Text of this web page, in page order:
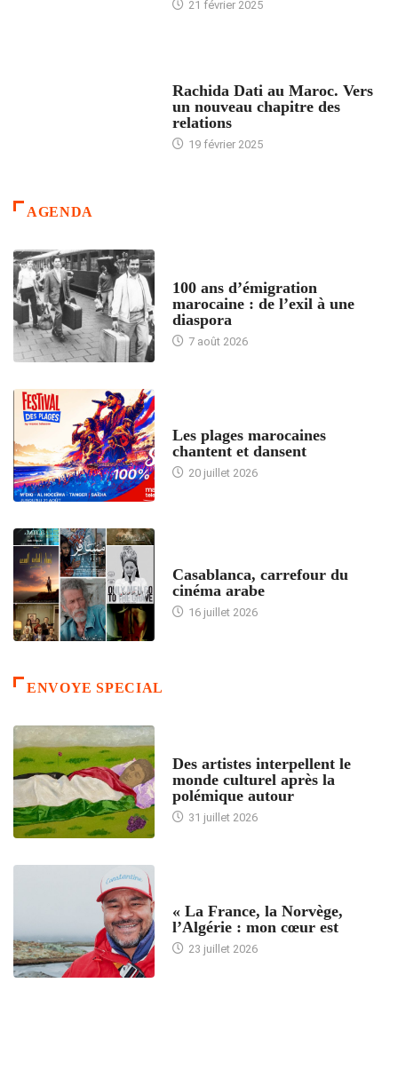
21 février 2025
Rachida Dati au Maroc. Vers
un nouveau chapitre des
relations
19 février 2025
AGENDA
100 ans d’émigration
marocaine : de l’exil à une
diaspora
7 août 2026
Les plages marocaines
chantent et dansent
20 juillet 2026
Casablanca, carrefour du
cinéma arabe
16 juillet 2026
ENVOYE SPECIAL
Des artistes interpellent le
monde culturel après la
polémique autour
31 juillet 2026
« La France, la Norvège,
l’Algérie : mon cœur est
23 juillet 2026